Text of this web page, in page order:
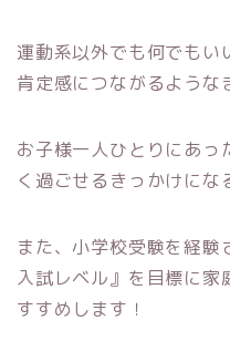
運動系以外でも何でもい
肯定感につながるような
お子様一人ひとりにあっ
く過ごせるきっかけにな
また、小学校受験を経
入試レベル』を目標に家
すすめします！